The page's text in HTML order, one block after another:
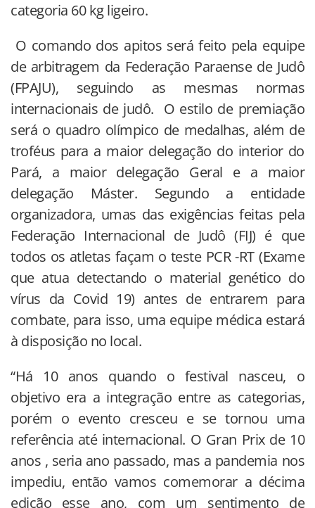
categoria 60 kg ligeiro.
O comando dos apitos será feito pela equipe
de arbitragem da Federação Paraense de Judô
(FPAJU), seguindo as mesmas normas
internacionais de judô. O estilo de premiação
será o quadro olímpico de medalhas, além de
troféus para a maior delegação do interior do
Pará, a maior delegação Geral e a maior
delegação Máster. Segundo a entidade
organizadora, umas das exigências feitas pela
Federação Internacional de Judô (FIJ) é que
todos os atletas façam o teste PCR -RT (Exame
que atua detectando o material genético do
vírus da Covid 19) antes de entrarem para
combate, para isso, uma equipe médica estará
à disposição no local.
“Há 10 anos quando o festival nasceu, o
objetivo era a integração entre as categorias,
porém o evento cresceu e se tornou uma
referência até internacional. O Gran Prix de 10
anos , seria ano passado, mas a pandemia nos
impediu, então vamos comemorar a décima
edição esse ano, com um sentimento de